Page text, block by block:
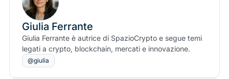
Giulia Ferrante
Giulia Ferrante è autrice di SpazioCrypto e segue temi
legati a crypto, blockchain, mercati e innovazione.
@giulia